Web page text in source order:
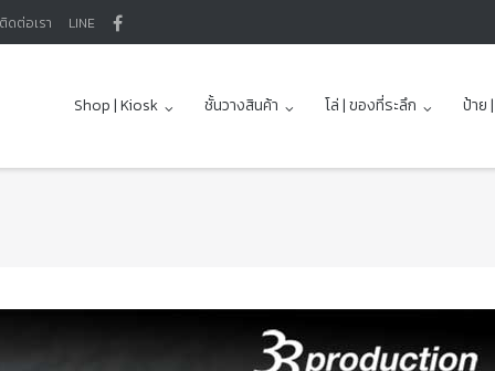
ดต่อเรา LINE
Shop | Kiosk ชั้นวางสินค้า โล่ | ของที่ระลึก ป้าย